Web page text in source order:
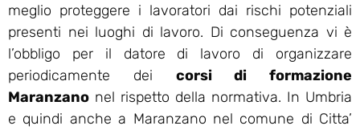
meglio proteggere i lavoratori dai rischi potenziali
presenti nei luoghi di lavoro. Di conseguenza vi è
l’obbligo per il datore di lavoro di organizzare
periodicamente dei corsi di formazione
Maranzano nel rispetto della normativa. In Umbria
e quindi anche a Maranzano nel comune di Citta’